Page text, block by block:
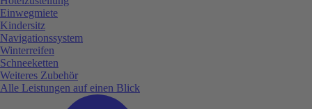
Einwegmiete
Kindersitz
Navigationssystem
Winterreifen
Schneeketten
Weiteres Zubehör
Alle Leistungen auf einen Blick